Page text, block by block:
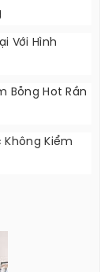
Với Hình
Bỗng Hot Rần
Không Kiểm